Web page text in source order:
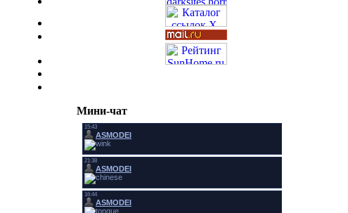
Мини-чат